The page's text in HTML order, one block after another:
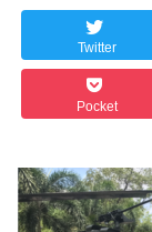
Twitter
Pocket